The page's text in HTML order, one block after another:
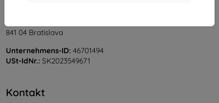
841 04 Bratislava
Unternehmens-ID: 46701494
USt-IdNr.: SK2023549671
Kontakt